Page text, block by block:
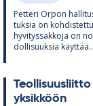
Pet­teri Or­pon
tuk­sia on
hy­vi­tys­sak­koja on
dol­li­suuk­sia
yk­sik­köön